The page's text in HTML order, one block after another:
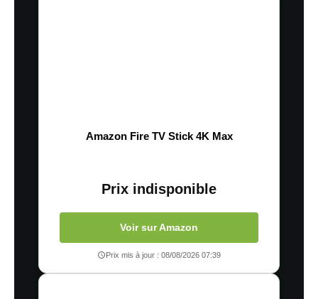
Amazon Fire TV Stick 4K Max
Prix indisponible
Voir sur Amazon
Prix mis à jour : 08/08/2026 07:39